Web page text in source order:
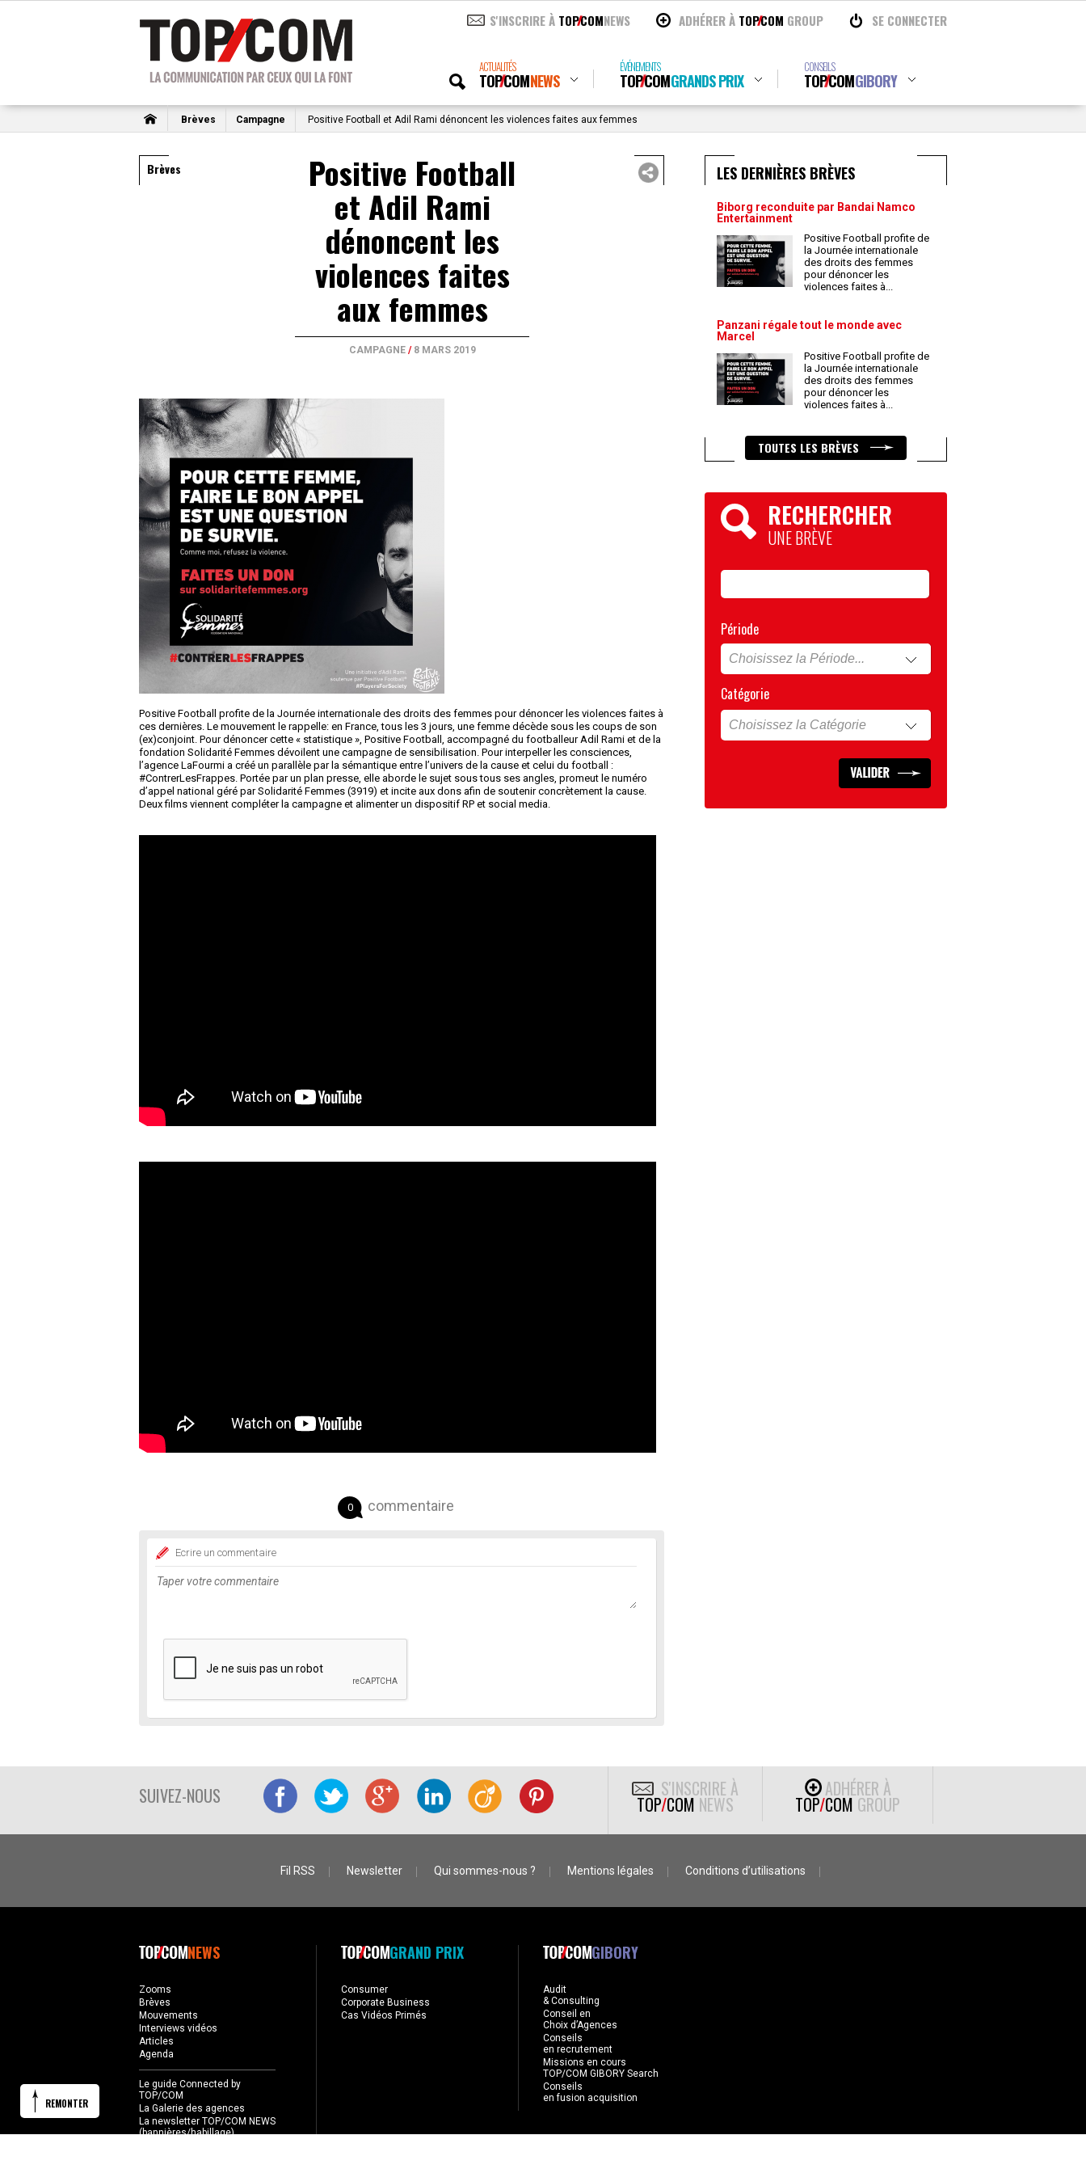
S'INSCRIRE À TOPCOMNEWS ADHÉRER À TOPCOM GROUP SE CONNECTER
ACTUALITÉS
TOPCOMNEWS
ÉVÉNEMENTS
TOPCOMGRANDS PRIX
CONSEILS
TOPCOMGIBORY
Brèves Campagne Positive Football et Adil Rami dénoncent les violences faites aux femmes
Brèves Positive Football
et Adil Rami
dénoncent les
violences faites
aux femmes
CAMPAGNE/ 8 MARS 2019
Positive Football profite de la Journée internationale des droits des femmes pour dénoncer les violences faites à
ces dernières. Le mouvement le rappelle: en France, tous les 3 jours, une femme décède sous les coups de son
(ex)conjoint. Pour dénoncer cette « statistique », Positive Football, accompagné du footballeur Adil Rami et de la
fondation Solidarité Femmes dévoilent une campagne de sensibilisation. Pour interpeller les consciences,
l’agence LaFourmi a créé un parallèle par la sémantique entre l’univers de la cause et celui du football :
#ContrerLesFrappes. Portée par un plan presse, elle aborde le sujet sous tous ses angles, promeut le numéro
d’appel national géré par Solidarité Femmes (3919) et incite aux dons afin de soutenir concrètement la cause.
Deux films viennent compléter la campagne et alimenter un dispositif RP et social media.
0 commentaire
Ecrire un commentaire
LES DERNIÈRES BRÈVES
Biborg reconduite par Bandai Namco
Entertainment
Positive Football profite de
la Journée internationale
des droits des femmes
pour dénoncer les
violences faites à...
Panzani régale tout le monde avec
Marcel
Positive Football profite de
la Journée internationale
des droits des femmes
pour dénoncer les
violences faites à...
TOUTES LES BRÈVES
RECHERCHER
UNE BRÈVE
Période
Catégorie
SUIVEZ-NOUS S'INSCRIRE À
TOP/COM NEWS
ADHÉRER À
TOP/COM GROUP
Fil RSS Newsletter Qui sommes-nous ? Mentions légales Conditions d’utilisations
NEWS
Zooms
Brèves
Mouvements
Interviews vidéos
Articles
Agenda
Le guide Connected by
TOP/COM
La Galerie des agences
La newsletter TOP/COM NEWS
(bannières/habillage)
GRAND PRIX
Consumer
Corporate Business
Cas Vidéos Primés
GIBORY
Audit
& Consulting
Conseil en
Choix d’Agences
Conseils
en recrutement
Missions en cours
TOP/COM GIBORY Search
Conseils
en fusion acquisition
REMONTER